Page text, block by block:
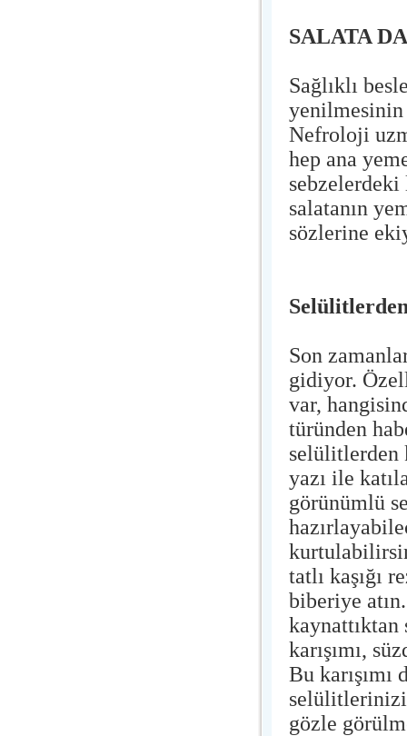
SALATA
Sağlıklı
yenilmesinin
Nefroloji
hep ana
sebzelerdeki
salatanın
sözlerine
Son
gidiyor.
var,
türünden
selülitlerden
yazı ile
görünümlü
tatlı kaşığı
biberiye
kaynattıktan
karışımı,
Bu
gözle